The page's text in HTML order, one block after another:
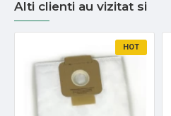
Alti clienti au vizitat si
HOT